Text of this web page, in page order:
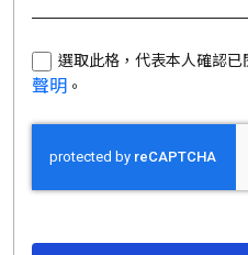
選取此格，代表本人確認已
聲明 。